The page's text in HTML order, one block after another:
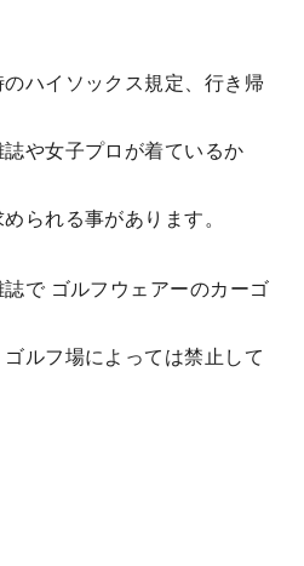
ハイソックス規定、行き帰
や女子プロが着ているか
られる事があります。
で ゴルフウェアーのカーゴ
ルフ場によっては禁止して